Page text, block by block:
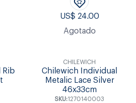
US$ 24.00
Agotado
Rib
CHILEWICH
Chilewich Individual
Metalic Lace Silver
46x33cm
SKU:1270140003